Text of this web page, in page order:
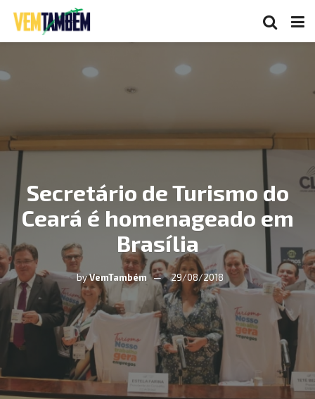
Secretário de Turismo do
Ceará é homenageado em
Brasília
byVemTambém 29/08/2018